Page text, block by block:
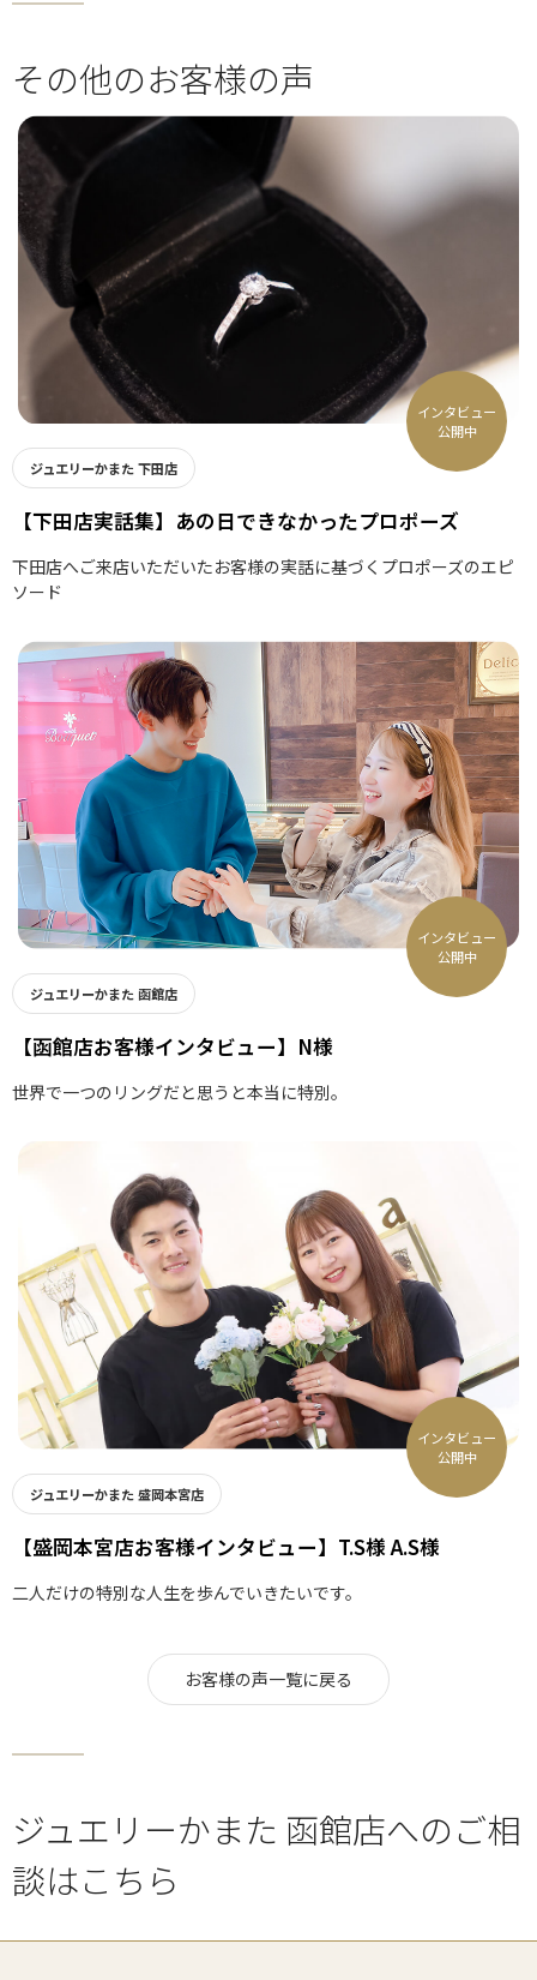
その他のお客様の声
ジュエリーかまた 下田店
インタビュー
公開中
【下田店実話集】あの日できなかったプロポーズ
下田店へご来店いただいたお客様の実話に基づくプロポーズのエピ
ソード
ジュエリーかまた 函館店
インタビュー
公開中
【函館店お客様インタビュー】N様
世界で一つのリングだと思うと本当に特別。
ジュエリーかまた 盛岡本宮店
インタビュー
公開中
【盛岡本宮店お客様インタビュー】T.S様 A.S様
二人だけの特別な人生を歩んでいきたいです。
お客様の声一覧に戻る
ジュエリーかまた 函館店へのご相
談はこちら